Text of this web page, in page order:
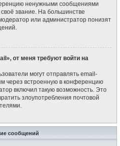
ненужными сообщениями
звание. На большинстве
или администратор понизят
от меня требуют войти на
могут отправлять email-
через встроенную в конференцию
включил такую возможность. Это
злоупотребления почтовой
сообщений